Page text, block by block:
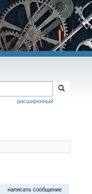
расширенный
написать сообщение